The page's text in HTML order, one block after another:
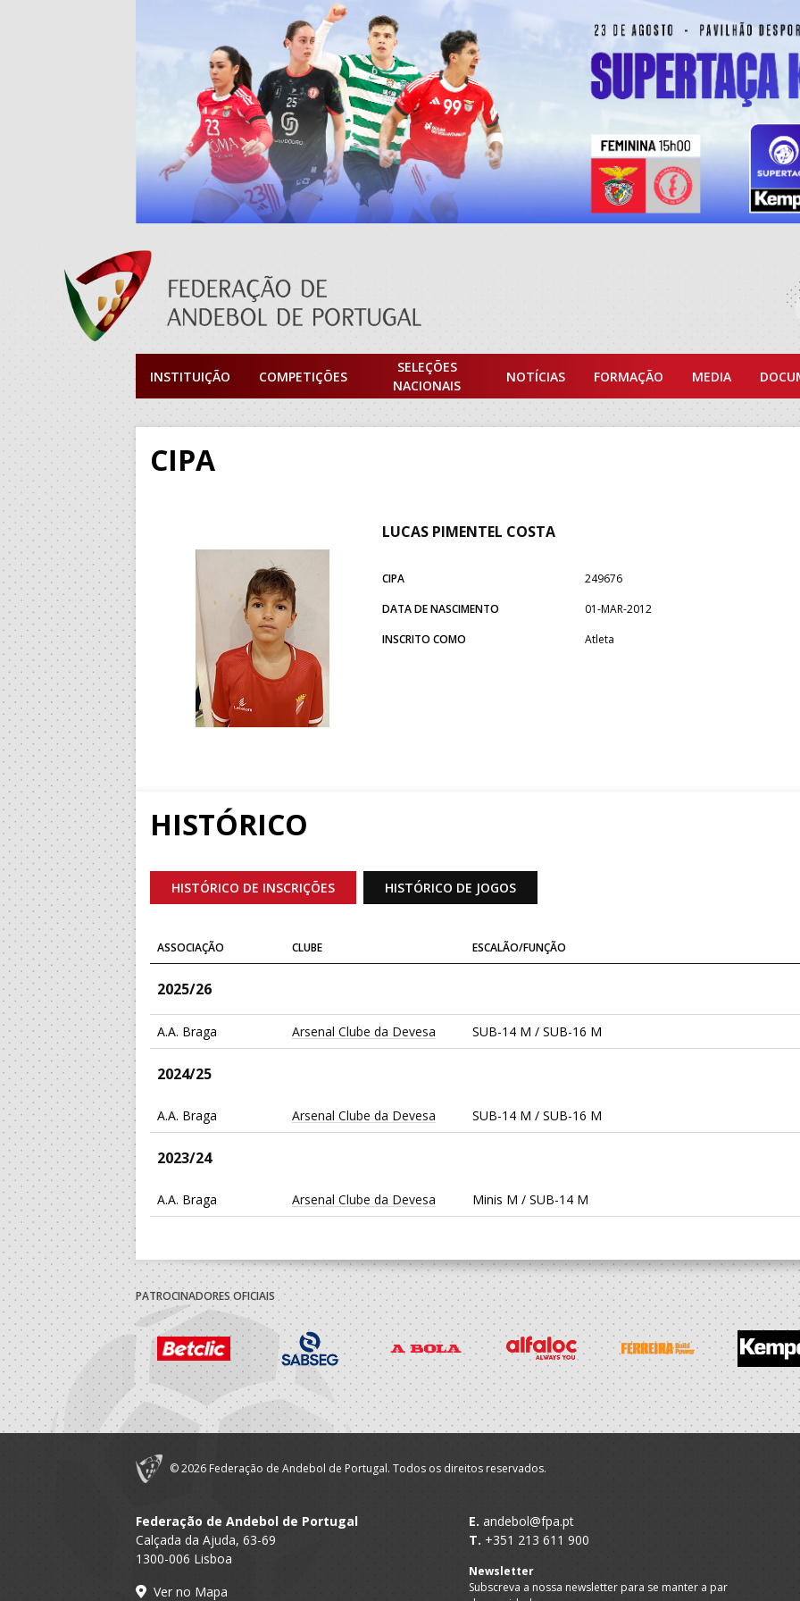
INSTITUIÇÃO COMPETIÇÕES
SELEÇÕES
NACIONAIS
NOTÍCIAS FORMAÇÃO MEDIA
CIPA
LUCAS PIMENTEL COSTA
CIPA
249676
DATA DE NASCIMENTO
01-MAR-2012
INSCRITO COMO
Atleta
HISTÓRICO
HISTÓRICO DE INSCRIÇÕES HISTÓRICO DE JOGOS
ASSOCIAÇÃO CLUBE ESCALÃO/FUNÇÃO
2025/26
A.A. Braga Arsenal Clube da Devesa SUB-14 M / SUB-16 M
2024/25
A.A. Braga Arsenal Clube da Devesa SUB-14 M / SUB-16 M
2023/24
A.A. Braga Arsenal Clube da Devesa Minis M / SUB-14 M
PATROCINADORES OFICIAIS
© 2026 Federação de Andebol de Portugal. Todos os direitos reservados.
Federação de Andebol de Portugal
Calçada da Ajuda, 63-69
1300-006 Lisboa
Ver no Mapa
E. andebol@fpa.pt
T. +351 213 611 900
Newsletter
Subscreva a nossa newsletter para se manter a par